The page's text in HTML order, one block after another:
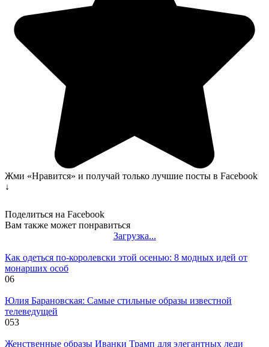
Жми «Нравится» и получай только лучшие посты в Facebook
↓
Поделиться на Facebook
Вам также может понравиться
Загрузка...
Как одеться по-королевски этой осенью: 8 модных идей от
монарших особ
06
Юлия Барановская: Самые стильные образы известной
телеведущей
053
Женственные образы Иванки Трамп для элегантных леди